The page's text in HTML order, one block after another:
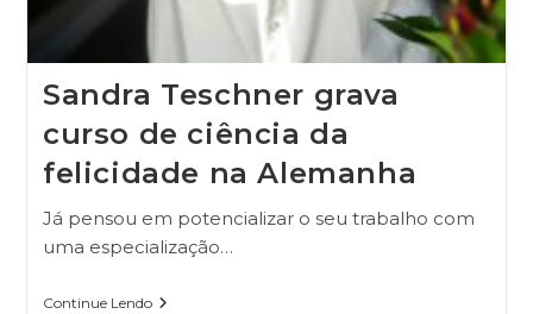
Sandra Teschner grava
curso de ciência da
felicidade na Alemanha
Já pensou em potencializar o seu trabalho com
uma especialização…
Continue Lendo